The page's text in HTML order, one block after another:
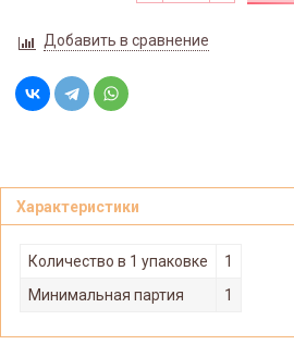
Добавить в сравнение
Характеристики
Количество в 1 упаковке
1
Минимальная партия
1